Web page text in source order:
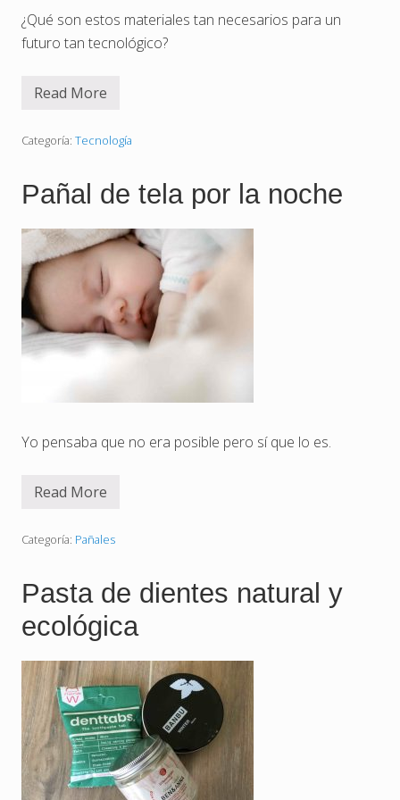
p
o
¿Qué son estos materiales tan necesarios para un
futuro tan tecnológico?
S
e
o
n
u
c
t
o
Read More
Categoría: Tecnología
Pañal de tela por la noche
Yo pensaba que no era posible pero sí que lo es.
P
a
e
t
e
a
o
r
l
a
n
o
c
h
e
Read More
Categoría: Pañales
Pasta de dientes natural y
ecológica